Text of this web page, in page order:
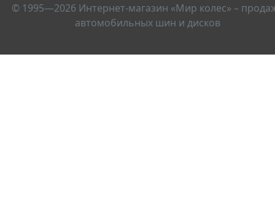
© 1995—2026 Интернет-магазин «Мир колес» –
автомобильных шин и дисков